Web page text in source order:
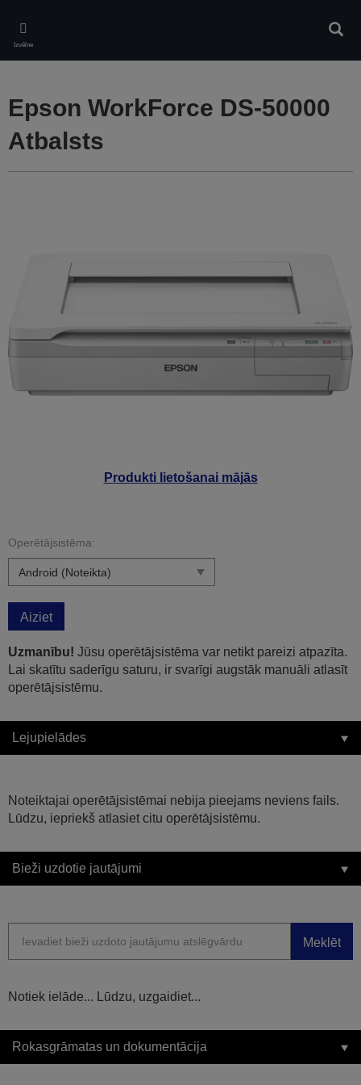
main
content
Izvēlne
Produkti lietošanai mājās
Epson WorkForce DS-50000
Atbalsts
Operētājsistēma:
Aiziet
Uzmanību! Jūsu operētājsistēma var netikt pareizi atpazīta.
Lai skatītu saderīgu saturu, ir svarīgi augstāk manuāli atlasīt
operētājsistēmu.
Lejupielādes
Noteiktajai operētājsistēmai nebija pieejams neviens fails.
Lūdzu, iepriekš atlasiet citu operētājsistēmu.
Bieži uzdotie jautājumi
Meklēt
Notiek ielāde... Lūdzu, uzgaidiet...
Rokasgrāmatas un dokumentācija